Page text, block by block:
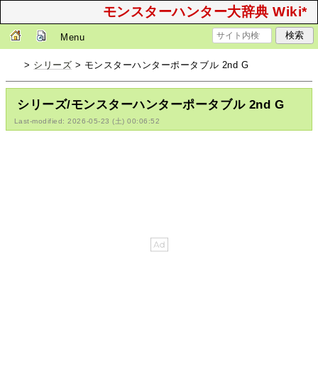
モンスターハンター大辞典 Wiki*
Menu
> シリーズ > モンスターハンターポータブル 2nd G
シリーズ/モンスターハンターポータブル 2nd G
Last-modified: 2026-05-23 (土) 00:06:52